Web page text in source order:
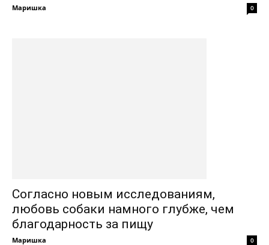
Маришка 0
Согласно новым исследованиям,
любовь собаки намного глубже, чем
благодарность за пищу
Маришка 0